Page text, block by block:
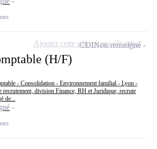
(H/F)
- Consolidation - Environnement familial - Lyon -
recrutement, division Finance, RH et Juridique, recrute
de...
CDINon renseigné
Ajouter cette offre à ma sélection